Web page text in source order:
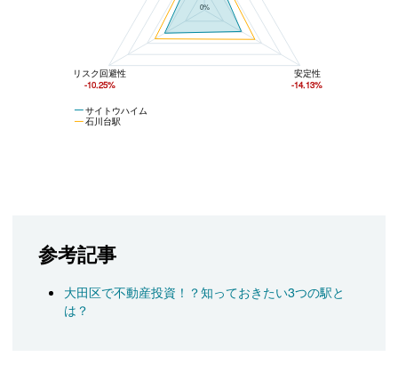
0%
サイトウハイム
石川台駅
リスク回避性
-10.25%
安定性
-14.13%
参考記事
大田区で不動産投資！？知っておきたい3つの駅と
は？